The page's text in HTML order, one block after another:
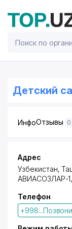
Детский
ИнфоОтзывы 0
Адрес
Узбекистан,
АВИАСОЗЛАР-1
Телефон